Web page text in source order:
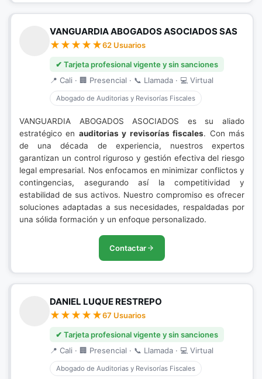
VANGUARDIA ABOGADOS ASOCIADOS SAS
62 Usuarios
✔ Tarjeta profesional vigente y sin sanciones
📍 Cali · 🏢 Presencial · 📞 Llamada · 💻 Virtual
Abogado de Auditorias y Revisorías Fiscales
VANGUARDIA ABOGADOS ASOCIADOS es su aliado
estratégico en auditorias y revisorías fiscales. Con más
de una década de experiencia, nuestros expertos
garantizan un control riguroso y gestión efectiva del riesgo
legal empresarial. Nos enfocamos en minimizar conflictos y
contingencias, asegurando así la competitividad y
estabilidad de sus activos. Nuestro compromiso es ofrecer
soluciones adaptadas a sus necesidades, respaldadas por
una sólida formación y un enfoque personalizado.
Contactar
DANIEL LUQUE RESTREPO
67 Usuarios
✔ Tarjeta profesional vigente y sin sanciones
📍 Cali · 🏢 Presencial · 📞 Llamada · 💻 Virtual
Abogado de Auditorias y Revisorías Fiscales